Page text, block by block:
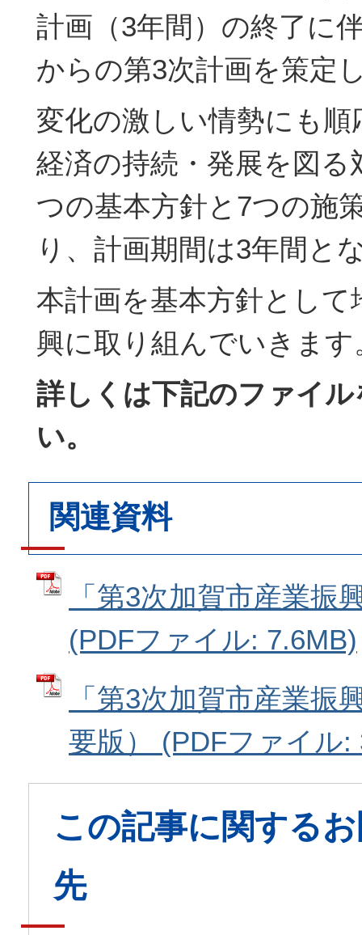
計画（3年間）の終了に
からの第3次計画を策定
変化の激しい情勢にも
経済の持続・発展を図る
つの基本方針と7つの施
り、計画期間は3年間と
本計画を基本方針として
興に取り組んでいきます
詳しくは下記のファイ
い。
関連資料
「第3次加賀市産業振
(PDFファイル: 7.6MB)
「第3次加賀市産業振
要版） (PDFファイル:
この記事に関する
先